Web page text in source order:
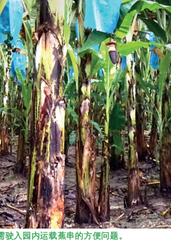
入园内运载蕉串的方便问题。